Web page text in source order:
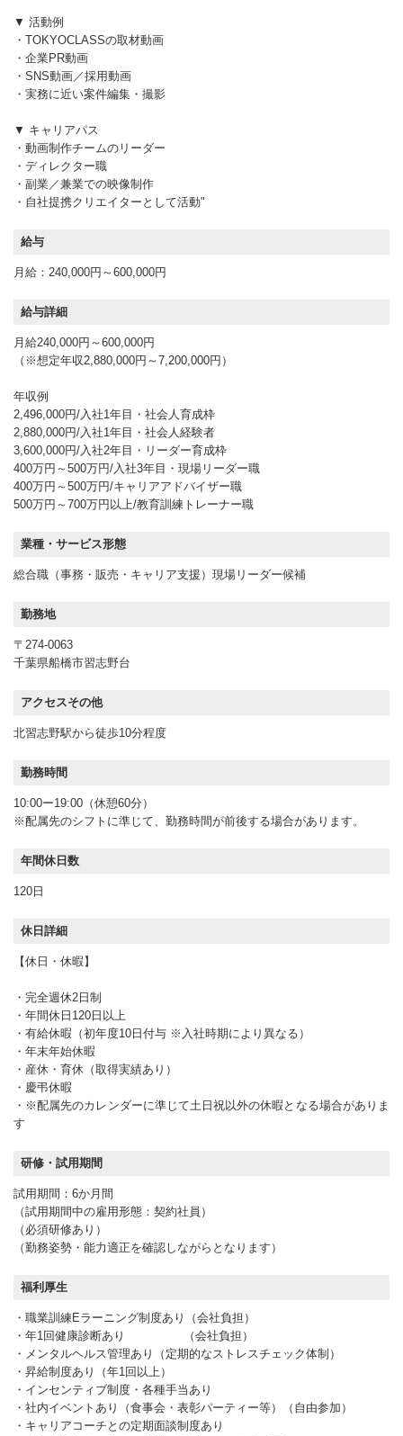
▼ 活動例
・TOKYOCLASSの取材動画
・企業PR動画
・SNS動画／採用動画
・実務に近い案件編集・撮影
▼ キャリアパス
・動画制作チームのリーダー
・ディレクター職
・副業／兼業での映像制作
・自社提携クリエイターとして活動"
給与
月給：240,000円～600,000円
給与詳細
月給240,000円～600,000円
（※想定年収2,880,000円～7,200,000円）
年収例
2,496,000円/入社1年目・社会人育成枠
2,880,000円/入社1年目・社会人経験者
3,600,000円/入社2年目・リーダー育成枠
400万円～500万円/入社3年目・現場リーダー職
400万円～500万円/キャリアアドバイザー職
500万円～700万円以上/教育訓練トレーナー職
業種・サービス形態
総合職（事務・販売・キャリア支援）現場リーダー候補
勤務地
〒274-0063
千葉県船橋市習志野台
アクセスその他
北習志野駅から徒歩10分程度
勤務時間
10:00ー19:00（休憩60分）
※配属先のシフトに準じて、勤務時間が前後する場合があります。
年間休日数
120日
休日詳細
【休日・休暇】
・完全週休2日制
・年間休日120日以上
・有給休暇（初年度10日付与 ※入社時期により異なる）
・年末年始休暇
・産休・育休（取得実績あり）
・慶弔休暇
・※配属先のカレンダーに準じて土日祝以外の休暇となる場合がありま
す
研修・試用期間
試用期間：6か月間
（試用期間中の雇用形態：契約社員）
（必須研修あり）
（勤務姿勢・能力適正を確認しながらとなります）
福利厚生
・職業訓練Eラーニング制度あり（会社負担）
・年1回健康診断あり （会社負担）
・メンタルヘルス管理あり（定期的なストレスチェック体制）
・昇給制度あり（年1回以上）
・インセンティブ制度・各種手当あり
・社内イベントあり（食事会・表彰パーティー等）（自由参加）
・キャリアコーチとの定期面談制度あり